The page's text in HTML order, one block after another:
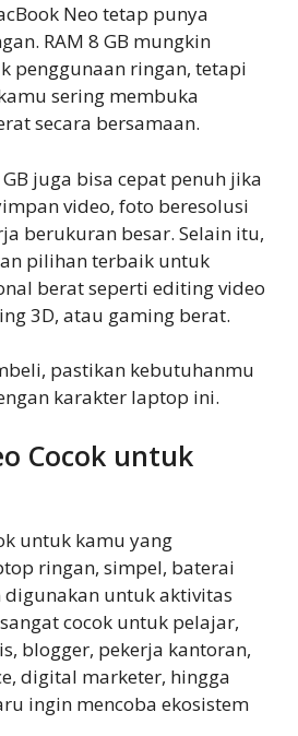
Neo tetap punya
RAM 8 GB mungkin
penggunaan ringan, tetapi
sering membuka
secara bersamaan.
juga bisa cepat penuh jika
video, foto beresolusi
berukuran besar. Selain itu,
pilihan terbaik untuk
berat seperti editing video
3D, atau gaming berat.
pastikan kebutuhanmu
karakter laptop ini.
Cocok untuk
untuk kamu yang
ringan, simpel, baterai
digunakan untuk aktivitas
cocok untuk pelajar,
blogger, pekerja kantoran,
digital marketer, hingga
ingin mencoba ekosistem